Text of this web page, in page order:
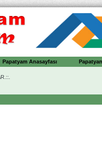
Papatyam Anasayfası